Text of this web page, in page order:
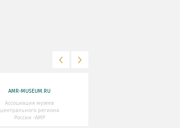
AMR-MUSEUM.RU
Ассоциация музеев
центрального региона
России -АМР